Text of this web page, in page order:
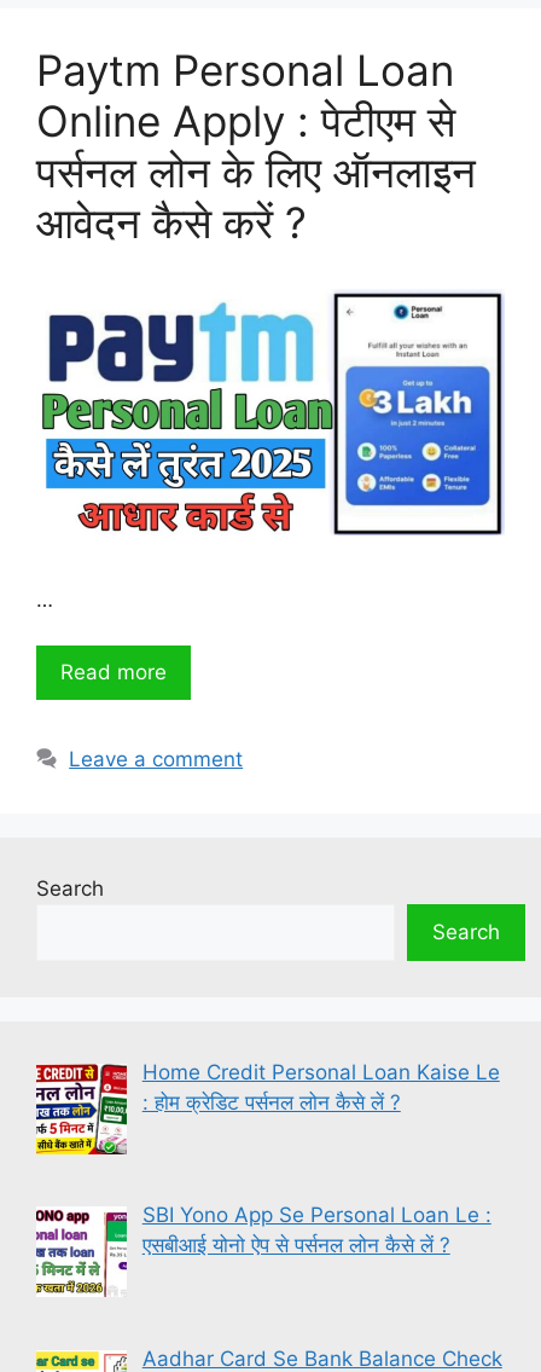
Paytm Personal Loan
Online Apply : पेटीएम से
पर्सनल लोन के लिए ऑनलाइन
आवेदन कैसे करें ?
…
Read more
Leave a comment
Search
Search
Home Credit Personal Loan Kaise Le
: होम क्रेडिट पर्सनल लोन कैसे लें ?
SBI Yono App Se Personal Loan Le :
एसबीआई योनो ऐप से पर्सनल लोन कैसे लें ?
Aadhar Card Se Bank Balance Check